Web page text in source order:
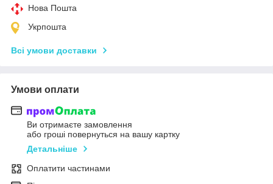
Нова Пошта
Укрпошта
Всі умови доставки
Умови оплати
Ви отримаєте замовлення
або гроші повернуться на вашу картку
Детальніше
Оплатити частинами